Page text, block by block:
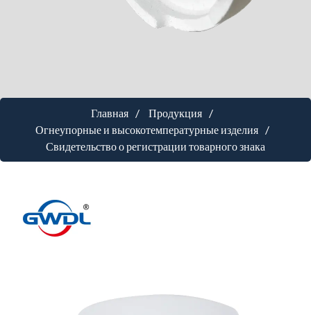
Главная
Продукция
Огнеупорные и высокотемпературные изделия
Свидетельство о регистрации товарного знака